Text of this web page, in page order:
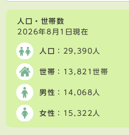
人口・世帯数
2026年8月1日現在
人口 ：29,390人
世帯 ：13,821世帯
男性 ：14,068人
女性 ：15,322人